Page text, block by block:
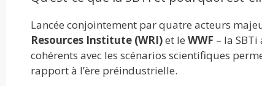
k p
Lancée conjointement par quatre acteurs
Resources Institute (WRI)et le WWF – la SBTi
cohérents avec les scénarios scientifiques
rapport à l’ère préindustrielle.